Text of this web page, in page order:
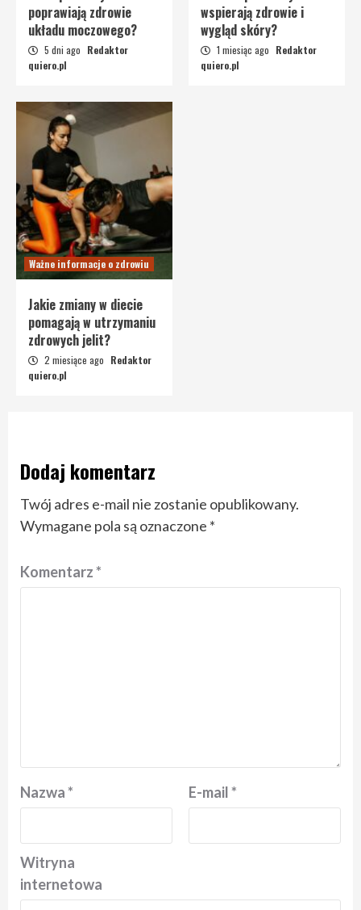
poprawiają zdrowie
układu moczowego?
5 dni ago Redaktor
quiero.pl
wspierają zdrowie i
wygląd skóry?
1 miesiąc ago Redaktor
quiero.pl
Ważne informacje o zdrowiu
Jakie zmiany w diecie
pomagają w utrzymaniu
zdrowych jelit?
2 miesiące ago Redaktor
quiero.pl
Dodaj komentarz
Twój adres e-mail nie zostanie opublikowany.
Wymagane pola są oznaczone *
Komentarz*
Nazwa* E-mail*
Witryna
internetowa